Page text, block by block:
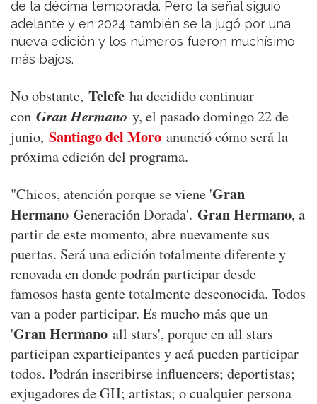
de la décima temporada. Pero la señal siguió
adelante y en 2024 también se la jugó por una
nueva edición y los números fueron muchísimo
más bajos.
No obstante, Telefe ha decidido continuar
con Gran Hermano y, el pasado domingo 22 de
junio, Santiago del Moro anunció cómo será la
próxima edición del programa.
"Chicos, atención porque se viene 'Gran
Hermano Generación Dorada'. Gran Hermano, a
partir de este momento, abre nuevamente sus
puertas. Será una edición totalmente diferente y
renovada en donde podrán participar desde
famosos hasta gente totalmente desconocida. Todos
van a poder participar. Es mucho más que un
'Gran Hermano all stars', porque en all stars
participan exparticipantes y acá pueden participar
todos. Podrán inscribirse influencers; deportistas;
exjugadores de GH; artistas; o cualquier persona